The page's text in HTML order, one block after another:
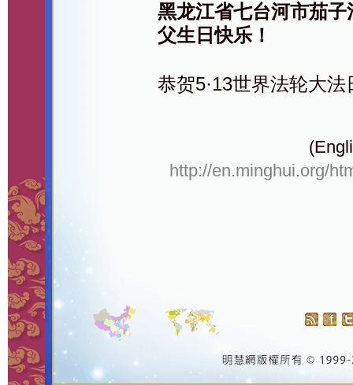
黑龙江省七台河市茄
父生日快乐！
恭贺5·13世界法轮大法
http://en.minghui.org/